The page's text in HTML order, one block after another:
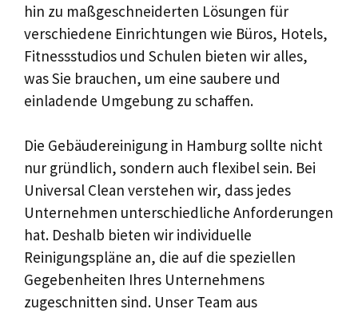
hin zu maßgeschneiderten Lösungen für
verschiedene Einrichtungen wie Büros, Hotels,
Fitnessstudios und Schulen bieten wir alles,
was Sie brauchen, um eine saubere und
einladende Umgebung zu schaffen.
Die Gebäudereinigung in Hamburg sollte nicht
nur gründlich, sondern auch flexibel sein. Bei
Universal Clean verstehen wir, dass jedes
Unternehmen unterschiedliche Anforderungen
hat. Deshalb bieten wir individuelle
Reinigungspläne an, die auf die speziellen
Gegebenheiten Ihres Unternehmens
zugeschnitten sind. Unser Team aus